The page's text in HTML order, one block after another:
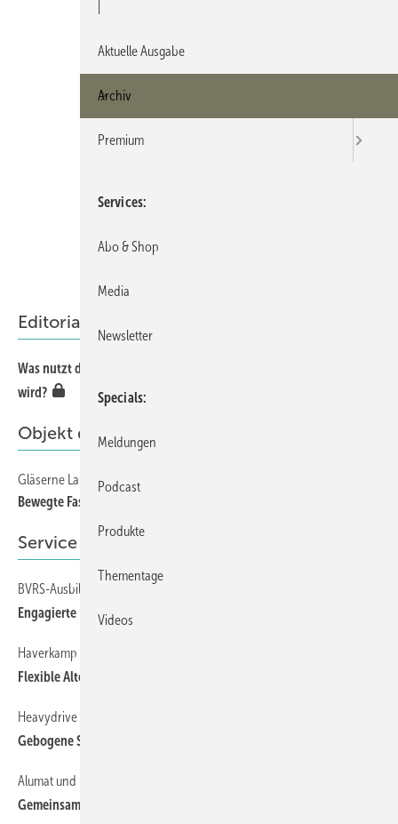
Editorial
Was nutzt das beste Produkt, wenn bei der Montage gemurkst
wird?
Objekt des Monats
Gläserne Lamellen garantieren optimalen Sonnenschutz
Bewegte Fassade sorgt für optimalen Sonnenschutz
Service
BVRS-Ausbildungspreis 2020
Engagierte Fachbetriebe gesucht
Haverkamp
Flexible Alternative zu Plexiglas
Heavydrive
Gebogene Scheiben für den Windkanal
Alumat und rubo
Gemeinsames Potenzial gebündelt
Aktuelle Ausgabe
Archiv
Premium
Services
Abo & Shop
Media
Newsletter
Specials
Meldungen
Podcast
Produkte
Thementage
Videos